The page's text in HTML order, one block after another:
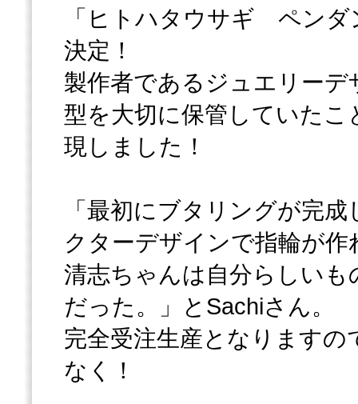
「ヒトハタウサギ ペンダ
決定！
製作者であるジュエリー
型を大切に保管していた
現しました！
「最初にブタリングが完
クターデザインで指輪が作
清志ちゃんは自分らしい
だった。」とSachiさん。
完全受注生産となります
なく！